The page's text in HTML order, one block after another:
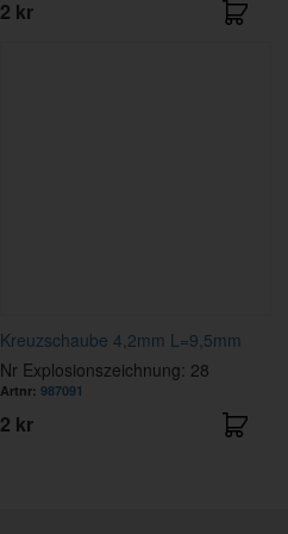
2 kr
Kreuzschaube 4,2mm L=9,5mm
Nr Explosionszeichnung: 28
Artnr: 987091
2 kr